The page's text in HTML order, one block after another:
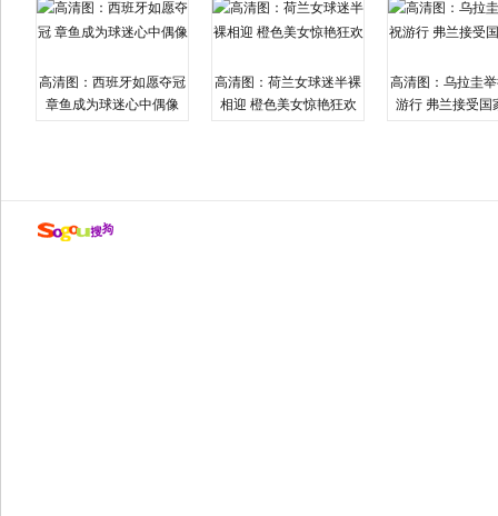
高清图：西班牙如愿夺冠
章鱼成为球迷心中偶像
高清图：荷兰女球迷半裸
相迎 橙色美女惊艳狂欢
高清图：乌拉圭
游行 弗兰接受国